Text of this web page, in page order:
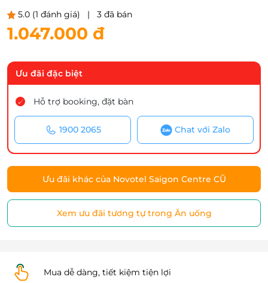
5.0 (1 đánh giá) | 3 đã bán
1.047.000 đ
Ưu đãi đặc biệt
Hỗ trợ booking, đặt bàn
1900 2065 Chat với Zalo
Ưu đãi khác của Novotel Saigon Centre CŨ
Xem ưu đãi tương tự trong Ăn uống
Mua dễ dàng, tiết kiệm tiện lợi